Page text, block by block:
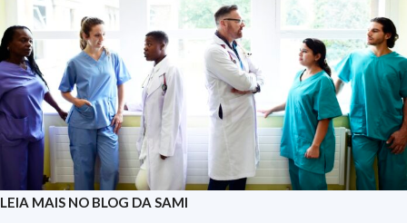
LEIA MAIS NO BLOG DA SAMI